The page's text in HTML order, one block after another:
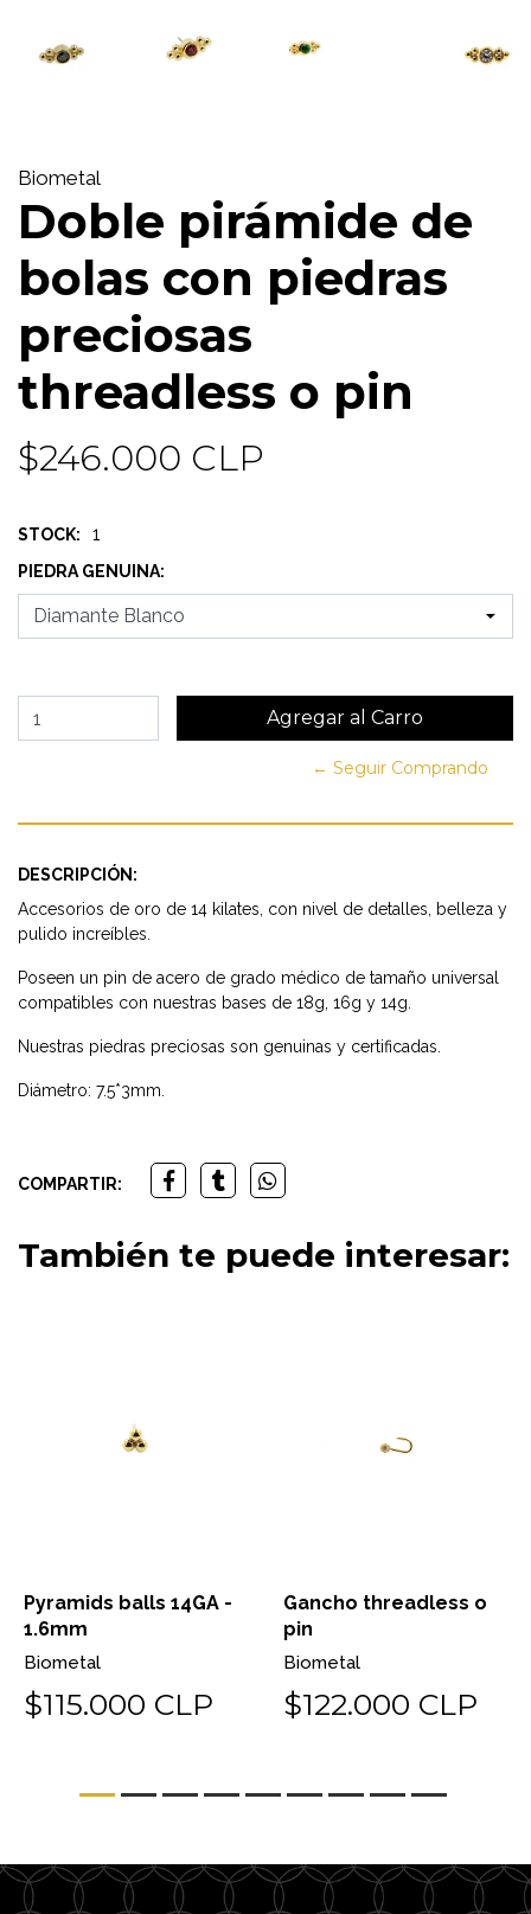
Biometal
Doble pirámide de
bolas con piedras
preciosas
threadless o pin
$246.000 CLP
STOCK: 1
PIEDRA GENUINA:
← Seguir Comprando
DESCRIPCIÓN:
Accesorios de oro de 14 kilates, con nivel de detalles, belleza y
pulido increíbles.
Poseen un pin de acero de grado médico de tamaño universal
compatibles con nuestras bases de 18g, 16g y 14g.
Nuestras piedras preciosas son genuinas y certificadas.
Diámetro: 7.5*3mm.
COMPARTIR:
También te puede interesar:
Pyramids balls 14GA -
1.6mm
Biometal
$115.000 CLP
Gancho threadless o
pin
Biometal
$122.000 CLP